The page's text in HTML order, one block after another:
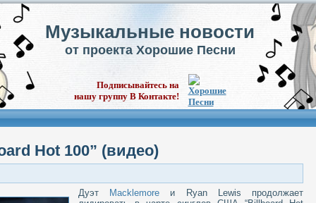
Музыкальные новости
от проекта Хорошие Песни
Подписывайтесь на
нашу группу В Контакте!
Hot 100” (видео)
Дуэт Macklemore и Ryan Lewis продолжает